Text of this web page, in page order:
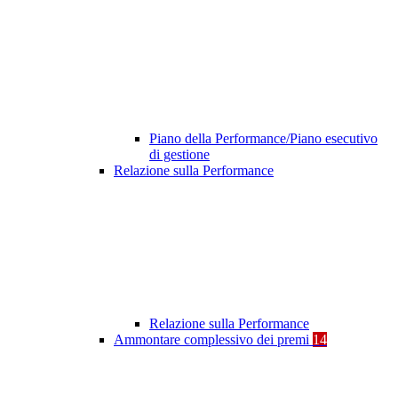
Piano della Performance/Piano esecutivo
di gestione
Relazione sulla Performance
Relazione sulla Performance
Ammontare complessivo dei premi 14